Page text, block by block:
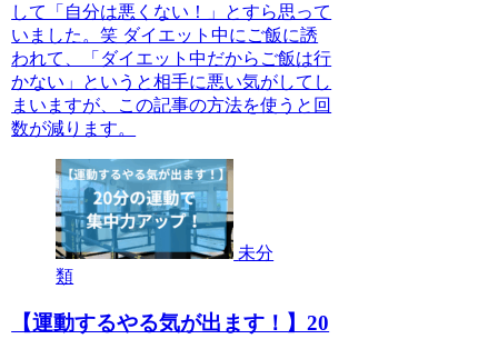
して「自分は悪くない！」とすら思って
いました。笑 ダイエット中にご飯に誘
われて、「ダイエット中だからご飯は行
かない」というと相手に悪い気がしてし
まいますが、この記事の方法を使うと回
数が減ります。
未分
類
【運動するやる気が出ます！】20